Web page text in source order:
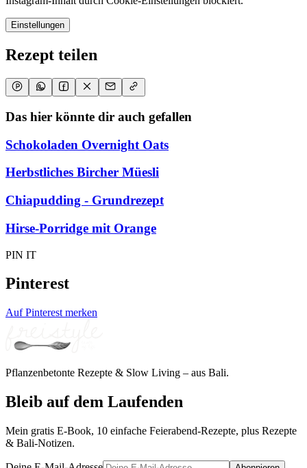
Einstellungen
Rezept teilen
Das hier könnte dir auch gefallen
Schokoladen Overnight Oats
Herbstliches Bircher Müesli
Chiapudding - Grundrezept
Hirse-Porridge mit Orange
PIN IT
Pinterest
Auf Pinterest merken
Pflanzenbetonte Rezepte & Slow Living – aus Bali.
Bleib auf dem Laufenden
Mein gratis E-Book, 10 einfache Feierabend-Rezepte, plus Rezepte
& Bali-Notizen.